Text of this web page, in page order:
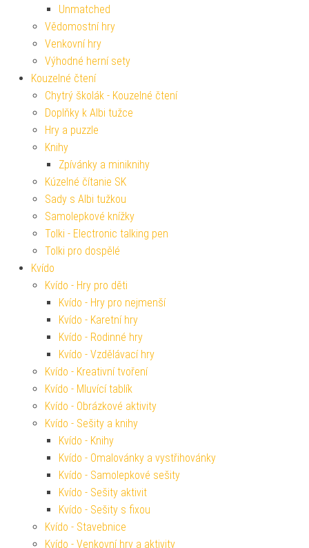
Unmatched
Vědomostní hry
Venkovní hry
Výhodné herní sety
Kouzelné čtení
Chytrý školák - Kouzelné čtení
Doplňky k Albi tužce
Hry a puzzle
Knihy
Zpívánky a miniknihy
Kúzelné čítanie SK
Sady s Albi tužkou
Samolepkové knížky
Tolki - Electronic talking pen
Tolki pro dospělé
Kvído
Kvído - Hry pro děti
Kvído - Hry pro nejmenší
Kvído - Karetní hry
Kvído - Rodinné hry
Kvído - Vzdělávací hry
Kvído - Kreativní tvoření
Kvído - Mluvící tablík
Kvído - Obrázkové aktivity
Kvído - Sešity a knihy
Kvído - Knihy
Kvído - Omalovánky a vystřihovánky
Kvído - Samolepkové sešity
Kvído - Sešity aktivit
Kvído - Sešity s fixou
Kvído - Stavebnice
Kvído - Venkovní hry a aktivity